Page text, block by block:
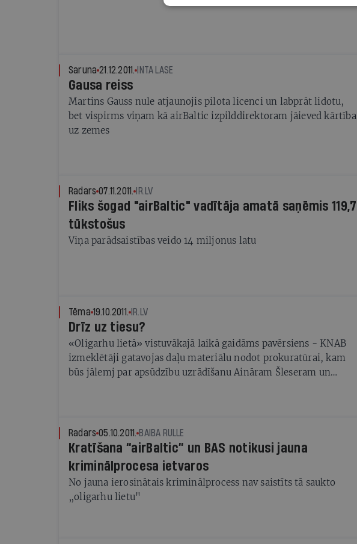
Saruna 21.12.2011. INTA LASE
Gausa reiss
Martins Gauss nule atjaunojis pilota licenci un labprāt lidotu,
bet vispirms viņam kā airBaltic izpilddirektoram jāieved kārtība
uz zemes
Radars 07.11.2011. IR.LV
Fliks šogad "airBaltic" vadītāja amatā saņēmis 119,7
tūkstošus
Viņa parādsaistības veido 14 miljonus latu
Tēma 19.10.2011. IR.LV
Drīz uz tiesu?
«Oligarhu lietā» vistuvākajā laikā gaidāms pavērsiens - KNAB
izmeklētāji gatavojas daļu materiālu nodot prokuratūrai, kam
būs jālemj par apsūdzību uzrādīšanu Aināram Šleseram un
Radars 05.10.2011. BAIBA RULLE
Kratīšana “airBaltic” un BAS notikusi jauna
kriminālprocesa ietvaros
No jauna ierosinātais kriminālprocess nav saistīts tā saukto
„oligarhu lietu"